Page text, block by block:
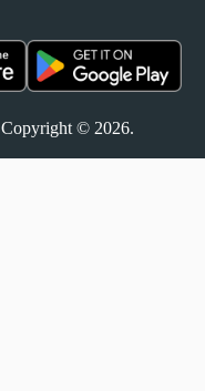
Copyright © 2026.